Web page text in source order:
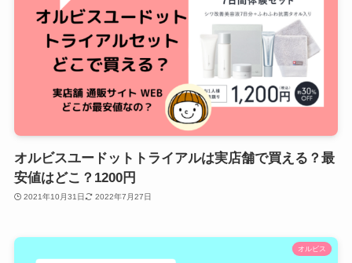
オルビスユードットトライアルは実店舗で買える？最
安値はどこ？1200円
2021年10月31日 2022年7月27日
オルビス